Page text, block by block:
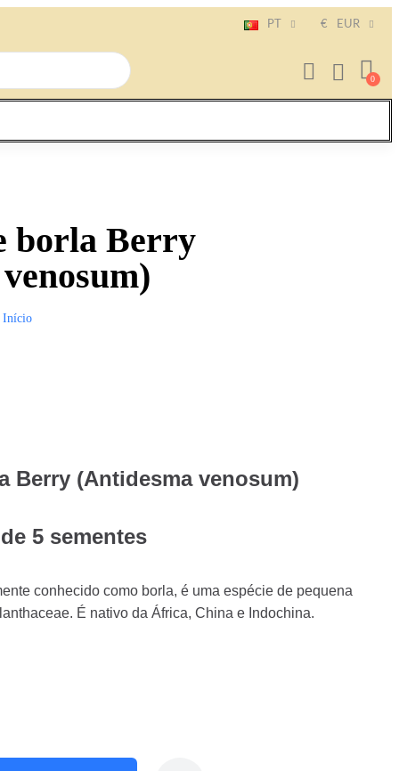
PT € EUR
borla Berry
Início
Berry (Antidesma venosum)
5 sementes
conhecido como borla, é uma espécie de pequena
É nativo da África, China e Indochina.